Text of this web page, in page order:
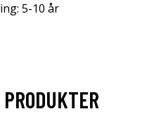
5-10 år